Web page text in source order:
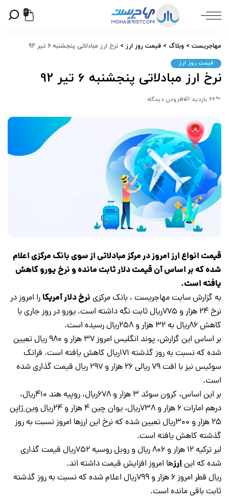
0
مهاجریست > وبلاگ > قیمت روز ارز > نرخ ارز مبادلاتی پنجشنبه 6 تیر 92
قیمت روز ارز
نرخ ارز مبادلاتی پنجشنبه 6 تیر 92
66 بازدید افزودن دیدگاه
قیمت انواع ارز امروز در مرکز مبادلاتی از سوی بانک مرکزی اعلام
شده که بر اساس آن قیمت دلار ثابت مانده و نرخ یورو کاهش
یافته است.
به گزارش سایتمهاجریست ، بانک مرکزی نرخ دلار آمریکارا امروز در
نرخ 24 هزار و 775ريال ثابت نگه داشته است. یورو در روز جاری با
کاهش 86ريال به 32 هزار و 258ريال رسیده است.
بر اساس این گزارش، پوند انگلیس امروز 37 هزار و 980 ریال تعیین
شده که نسبت به روز گذشته 171ريال کاهش یافته است. فرانک
سوئیس نیز با افت 79 ریالی 26 هزار و 297 ریال قیمت گذاری شده
است.
بر این اساس، کرون سوئد 3 هزار و 678ريال، روپیه هند 410ريال،
درهم امارات 6 هزار و 738ريال، یوان چین 4 هزار و 24ريال و
ین ژاپن
25 هزار و 300ریال تعیین شده که نرخ این ارزها امروز نسبت به روز
گذشته کاهش یافته است.
لیر ترکیه 12 هزار و 806 ريال و روبل روسیه 752ريال قیمت گذاری
شده که اینارزها امروز افزایش قیمت داشته اند.
ریال قطر امروز 6 هزار و 799ريال اعلام شده که نسبت به روز گذشته
ثابت باقی مانده است.